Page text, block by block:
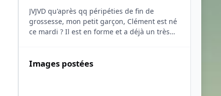
JVJVD qu'après qq péripéties de fin de
grossesse, mon petit garçon, Clément est né
ce mardi ? Il est en forme et a déjà un très
Images postées